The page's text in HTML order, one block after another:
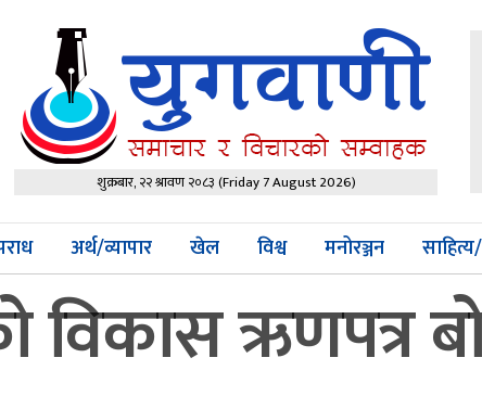
शुक्रबार, २२ श्रावण २०८३(Friday 7 August 2026)
अर्थ/व्यापार खेल विश्व मनोरञ्जन
विकास ऋणपत्र